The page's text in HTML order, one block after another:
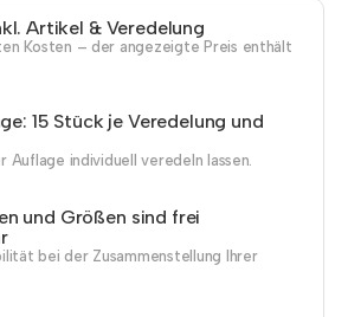
Artikel & Veredelung
Kosten – der angezeigte Preis enthält
15 Stück je Veredelung und
Auflage individuell veredeln lassen.
und Größen sind frei
bei der Zusammenstellung Ihrer